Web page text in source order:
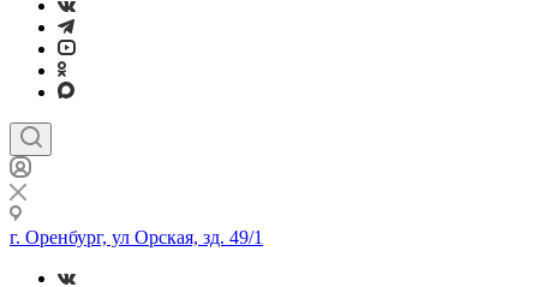
г. Оренбург, ул Орская, зд. 49/1